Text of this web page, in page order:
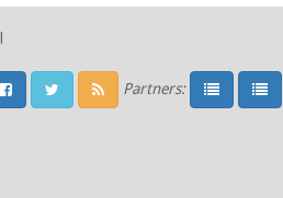
Partners: